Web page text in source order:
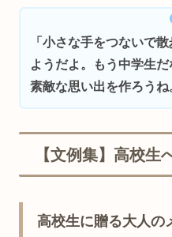
「小さな手をつないで
ようだよ。もう中学生
素敵な思い出を作ろうね
【文例集】高校生
高校生に贈る大人の